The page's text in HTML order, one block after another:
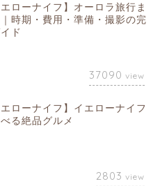
エローナイフ】オーロラ旅行ま
時期・費用・準備・撮影の完
ド
37090 view
エローナイフ】イエローナイフ
る絶品グルメ
2803 view